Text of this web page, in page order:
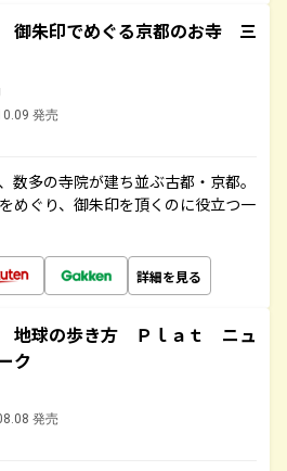
御朱印でめぐる京都のお寺 三
発売
数多の寺院が建ち並ぶ古都・京都。
めぐり、御朱印を頂くのに役立つ一
詳細を見る
地球の歩き方 Ｐｌａｔ ニュ
ク
発売